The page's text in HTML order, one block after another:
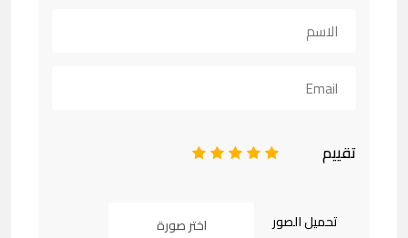
تقييم 5
4
3
2
تحميل الصور اختر صورة